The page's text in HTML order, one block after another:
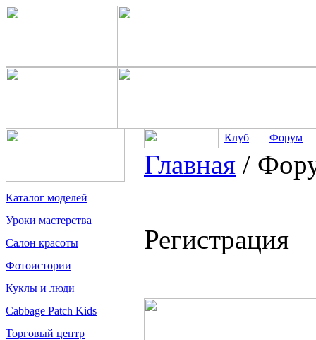
Каталог моделей
Уроки мастерства
Салон красоты
Фотоистории
Куклы и люди
Cabbage Patch Kids
Торговый центр
Клуб Форум
Главная /
Регистрация